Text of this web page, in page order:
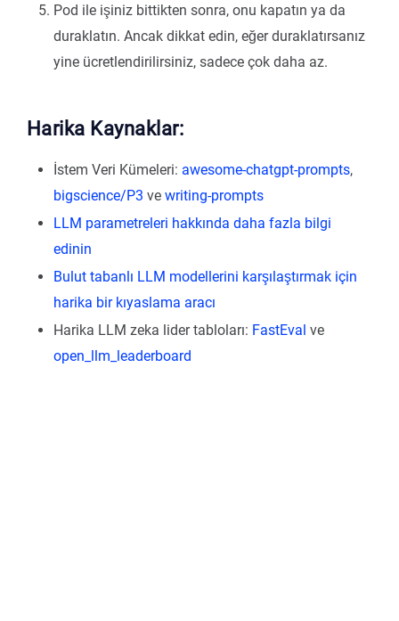
Pod ile işiniz bittikten sonra, onu kapatın ya da
duraklatın. Ancak dikkat edin, eğer duraklatırsanız
yine ücretlendirilirsiniz, sadece çok daha az.
Harika Kaynaklar:
İstem Veri Kümeleri: awesome-chatgpt-prompts,
bigscience/P3 ve writing-prompts
LLM parametreleri hakkında daha fazla bilgi
edinin
Bulut tabanlı LLM modellerini karşılaştırmak için
harika bir kıyaslama aracı
Harika LLM zeka lider tabloları: FastEval ve
open_llm_leaderboard